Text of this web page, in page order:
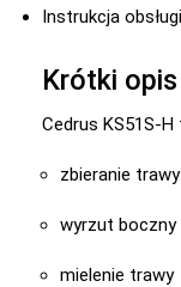
Instrukcja
Krótki opis
Cedrus KS51S-H
zbieranie
wyrzut boczny
mielenie trawy